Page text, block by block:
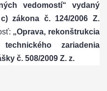
vedomostí“ vydaný
zákona č. 124/2006 Z.
„Oprava, rekonštrukcia
zariadenia
č. 508/2009 Z. z.